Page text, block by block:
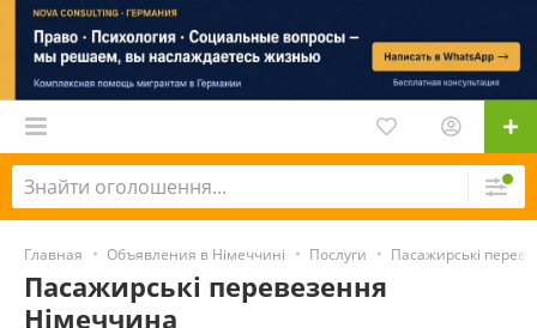
Главная Объявления в Німеччині Послуги Пасажирські
Пасажирські перевезення
Німеччина